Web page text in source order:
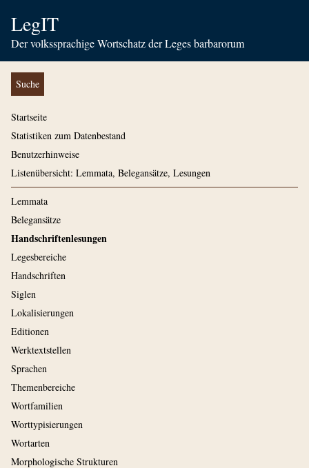
LegIT
Der volkssprachige Wortschatz der Leges barbarorum
Suche
Startseite
Statistiken zum Datenbestand
Benutzerhinweise
Listenübersicht: Lemmata, Belegansätze, Lesungen
Lemmata
Belegansätze
Handschriftenlesungen
Legesbereiche
Handschriften
Siglen
Lokalisierungen
Editionen
Werktextstellen
Sprachen
Themenbereiche
Wortfamilien
Worttypisierungen
Wortarten
Morphologische Strukturen